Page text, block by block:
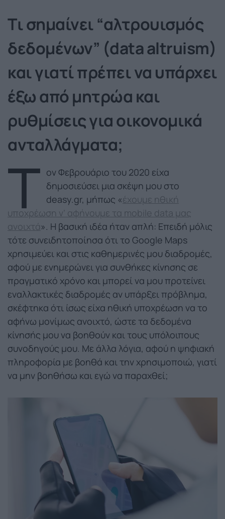
Tι σημαίνει “αλτρουισμός
δεδομένων” (data altruism)
και γιατί πρέπει να υπάρχει
έξω από μητρώα και
ρυθμίσεις για οικονομικά
ανταλλάγματα;
Τ ον Φεβρουάριο του 2020 είχα
δημοσιεύσει μια σκέψη μου στο
deasy.gr, μήπως «έχουμε ηθική
υποχρέωση ν’ αφήνουμε τα mobile data μας
ανοιχτά». Η βασική ιδέα ήταν απλή: Επειδή μόλις
τότε συνειδητοποίησα ότι το Google Maps
χρησιμεύει και στις καθημερινές μου διαδρομές,
αφού με ενημερώνει για συνθήκες κίνησης σε
πραγματικό χρόνο και μπορεί να μου προτείνει
εναλλακτικές διαδρομές αν υπάρξει πρόβλημα,
σκέφτηκα ότι ίσως είχα ηθική υποχρέωση να το
αφήνω μονίμως ανοιχτό, ώστε τα δεδομένα
κίνησής μου να βοηθούν και τους υπόλοιπους
συνοδηγούς μου. Με άλλα λόγια, αφού η ψηφιακή
πληροφορία με βοηθά και την χρησιμοποιώ, γιατί
να μην βοηθήσω και εγώ να παραχθεί;